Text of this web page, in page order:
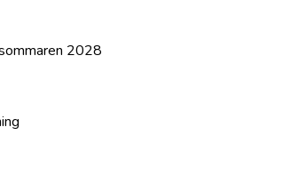
2028